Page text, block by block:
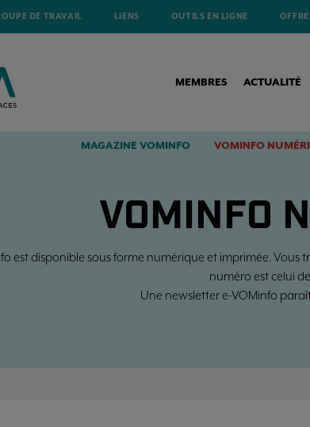
DE TRAVAIL LIENS OUTILS EN LIGNE
MEMBRES ACTUALITÉ
MAGAZINE VOMINFO VOMINFO
VOMINFO
est disponible sous forme numérique et imprimée.
numéro est celui
Une newsletter e-VOMinfo